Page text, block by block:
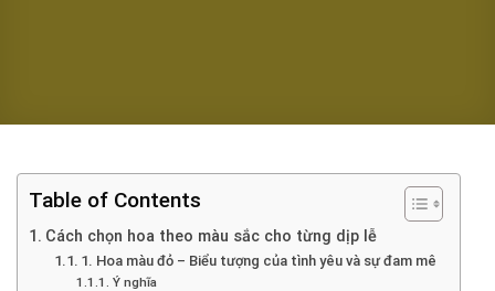
Table of Contents
Cách chọn hoa theo màu sắc cho từng dịp lễ
1. Hoa màu đỏ – Biểu tượng của tình yêu và sự đam mê
Ý nghĩa